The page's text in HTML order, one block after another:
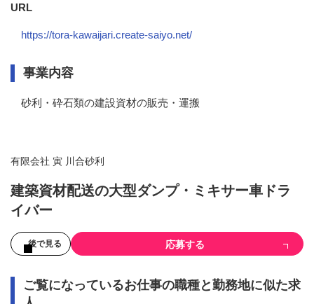
URL
https://tora-kawaijari.create-saiyo.net/
事業内容
砂利・砕石類の建設資材の販売・運搬
有限会社 寅 川合砂利
建築資材配送の大型ダンプ・ミキサー車ドラ
イバー
後で見る 応募する
ご覧になっているお仕事の職種と勤務地に似た求